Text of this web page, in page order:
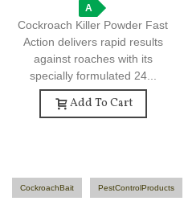
A
Cockroach Killer Powder Fast
Action delivers rapid results
against roaches with its
specially formulated 24...
Add To Cart
CockroachBait PestControlProducts